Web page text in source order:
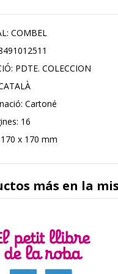
COMBEL
PDTE. COLECCION
Cartoné
16
x 170 mm
más en la